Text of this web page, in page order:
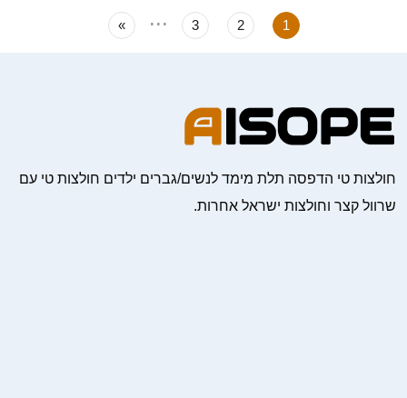
1
2
3
...
»
חולצות טי הדפסה תלת מימד לנשים/גברים ילדים חולצות טי עם
שרוול קצר וחולצות ישראל אחרות.